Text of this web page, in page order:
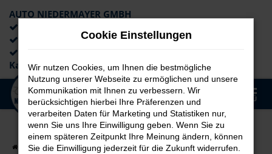
Zum
Hauptinhalt
springen
AUTO NIEDERMAYER GMBH
Lieferung an die Haustür
Kaufabwicklung
MENÜ
Startseite Landshut Audi Audi Q5
Audi Q5 für Landshut
Cookie Einstellungen
Wir nutzen Cookies, um Ihnen die bestmögliche
Nutzung unserer Webseite zu ermöglichen und unsere
Kommunikation mit Ihnen zu verbessern. Wir
berücksichtigen hierbei Ihre Präferenzen und
verarbeiten Daten für Marketing und Statistiken nur,
wenn Sie uns Ihre Einwilligung geben. Wenn Sie zu
einem späteren Zeitpunkt Ihre Meinung ändern, können
Sie die Einwilligung jederzeit für die Zukunft widerrufen.